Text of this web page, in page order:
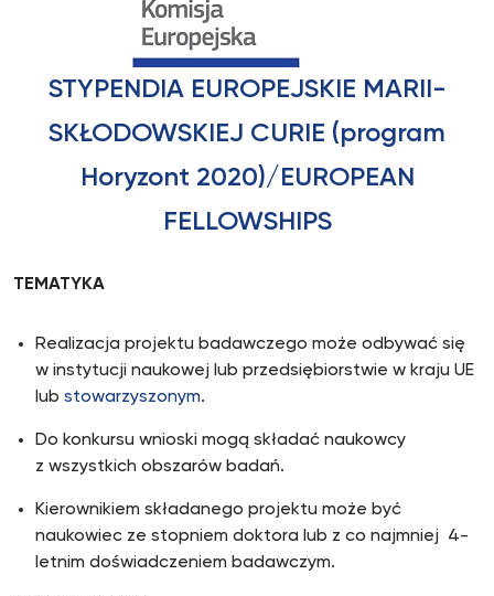
STYPENDIA EUROPEJSKIE MARII-
SKŁODOWSKIEJ CURIE (program
Horyzont 2020)/EUROPEAN
FELLOWSHIPS
TEMATYKA
Realizacja projektu badawczego może odbywać się
w instytucji naukowej lub przedsiębiorstwie w kraju UE
lub stowarzyszonym.
Do konkursu wnioski mogą składać naukowcy
z wszystkich obszarów badań.
Kierownikiem składanego projektu może być
naukowiec ze stopniem doktora lub z co najmniej 4-
letnim doświadczeniem badawczym.